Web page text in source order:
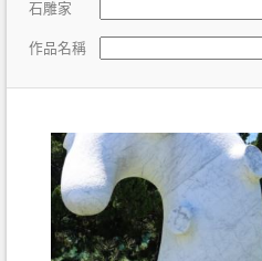
石雕家
作品名稱